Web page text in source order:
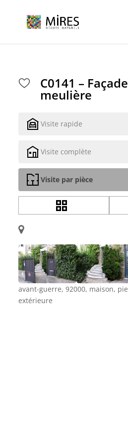
C0141 –
meulière
Visite rapide
Visite complète
Visite par pièce
avant-guerre, 92000, maison,
extérieure